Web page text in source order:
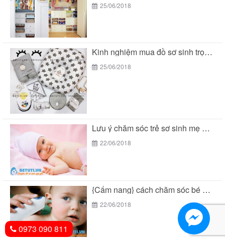
25/06/2018
Kinh nghiệm mua đồ sơ sinh trọn gói tại...
25/06/2018
Lưu ý chăm sóc trẻ sơ sinh mẹ THÔNG...
22/06/2018
{Cẩm nang} cách chăm sóc bé 2 tuổi THÔNG...
22/06/2018
0973 090 811